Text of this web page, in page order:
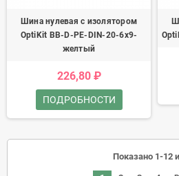
Шина нулевая с изолятором
OptiKit BB-D-PE-DIN-20-6х9-
желтый
226,80 ₽
ПОДРОБНОСТИ
Показано 1-12